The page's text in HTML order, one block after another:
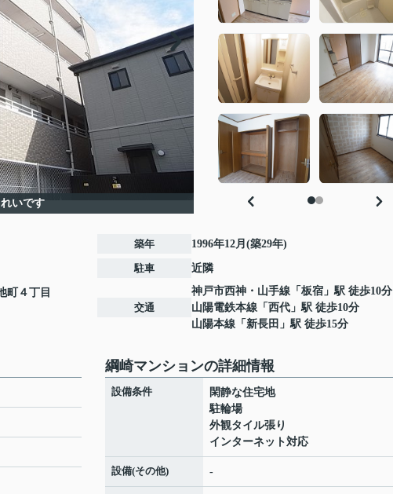
いです
町 ４丁目
築年 1996年12月(築29年)
駐車 近隣
交通
神戸市西神・山手線 「 板宿 」駅 徒歩10分
山陽電鉄本線 「 西代 」駅 徒歩10分
山陽本線 「 新長田 」駅 徒歩15分
綱崎マンションの詳細情報
設備条件
閑静な住宅地
駐輪場
外観タイル張り
インターネット対応
設備(その他) -